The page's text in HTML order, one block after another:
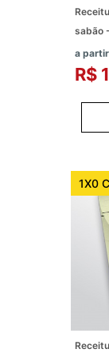
sabão
a
R$
1X0